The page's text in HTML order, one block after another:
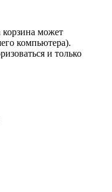
корзина может
компьютера).
и только